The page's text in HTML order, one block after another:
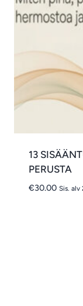
13
PERUSTA
€30.00 Sis. alv